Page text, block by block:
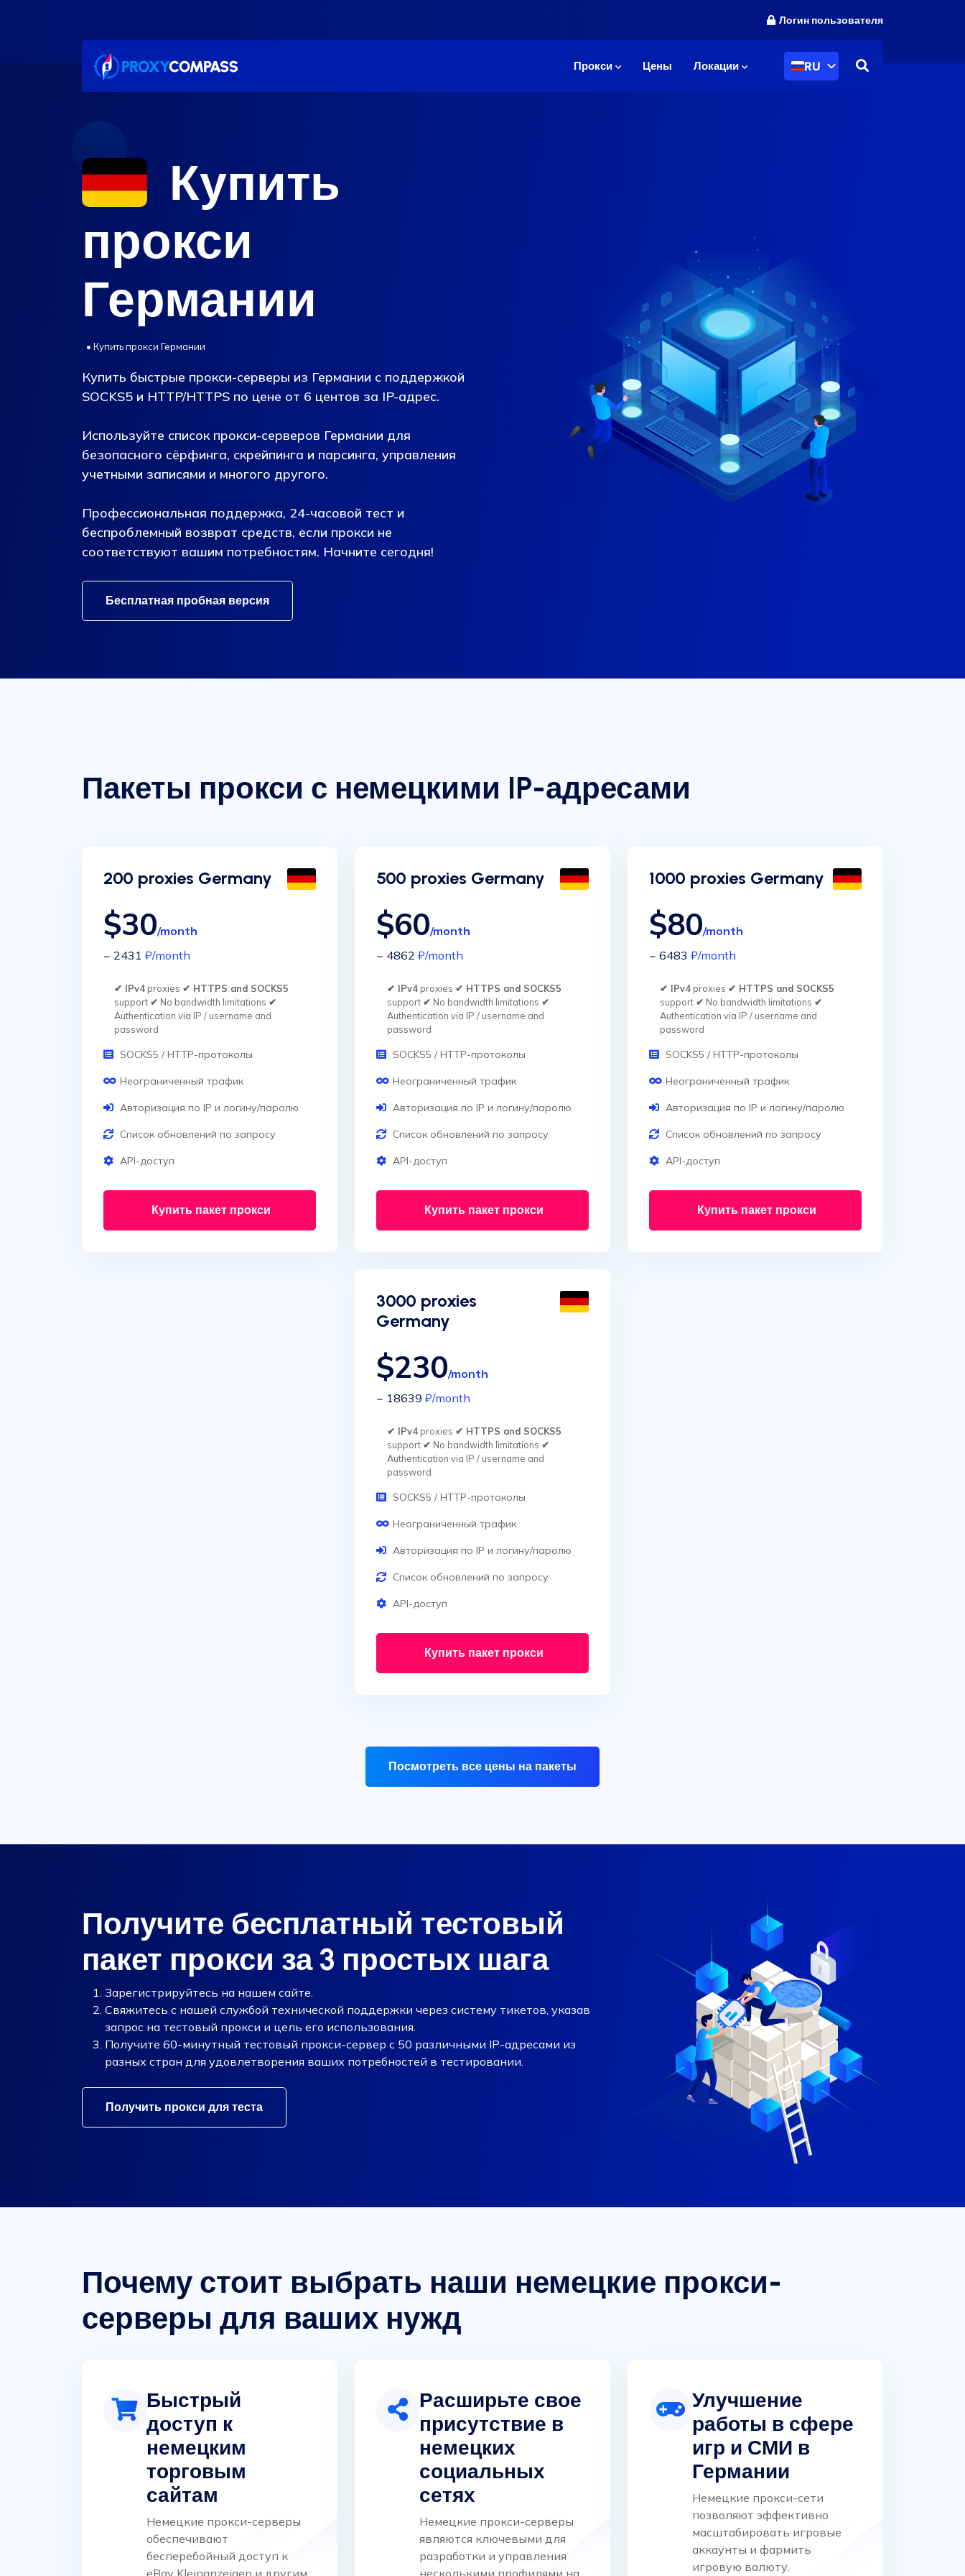
Логин пользователя
Прокси Цены Локации RU
Купить
прокси
Германии
• Купить прокси Германии
Купить быстрые прокси-серверы из Германии с поддержкой
SOCKS5 и HTTP/HTTPS по цене от 6 центов за IP-адрес.
Используйте список прокси-серверов Германии для
безопасного сёрфинга, скрейпинга и парсинга, управления
учетными записями и многого другого.
Профессиональная поддержка, 24-часовой тест и
беспроблемный возврат средств, если прокси не
соответствуют вашим потребностям. Начните сегодня!
Бесплатная пробная версия
Пакеты прокси с немецкими IP-адресами
200 proxies Germany
$30/month
~ 2431 ₽/month
✔ IPv4proxies ✔ HTTPS and SOCKS5
support ✔ No bandwidth limitations ✔
Authentication via IP / username and
password
SOCKS5 / HTTP-протоколы
Неограниченный трафик
Авторизация по IP и логину/паролю
Список обновлений по запросу
API-доступ
Купить пакет прокси
500 proxies Germany
$60/month
~ 4862 ₽/month
✔ IPv4proxies ✔ HTTPS and SOCKS5
support ✔ No bandwidth limitations ✔
Authentication via IP / username and
password
SOCKS5 / HTTP-протоколы
Неограниченный трафик
Авторизация по IP и логину/паролю
Список обновлений по запросу
API-доступ
Купить пакет прокси
1000 proxies Germany
$80/month
~ 6483 ₽/month
✔ IPv4proxies ✔ HTTPS and SOCKS5
support ✔ No bandwidth limitations ✔
Authentication via IP / username and
password
SOCKS5 / HTTP-протоколы
Неограниченный трафик
Авторизация по IP и логину/паролю
Список обновлений по запросу
API-доступ
Купить пакет прокси
3000 proxies
Germany
$230/month
~ 18639 ₽/month
✔ IPv4proxies ✔ HTTPS and SOCKS5
support ✔ No bandwidth limitations ✔
Authentication via IP / username and
password
SOCKS5 / HTTP-протоколы
Неограниченный трафик
Авторизация по IP и логину/паролю
Список обновлений по запросу
API-доступ
Купить пакет прокси
Посмотреть все цены на пакеты
Получите бесплатный тестовый
пакет прокси за 3 простых шага
Зарегистрируйтесь на нашем сайте.
Свяжитесь с нашей службой технической поддержки через систему тикетов, указав
запрос на тестовый прокси и цель его использования.
Получите 60-минутный тестовый прокси-сервер с 50 различными IP-адресами из
разных стран для удовлетворения ваших потребностей в тестировании.
Получить прокси для теста
Почему стоит выбрать наши немецкие прокси-
серверы для ваших нужд
Быстрый
доступ к
немецким
торговым
сайтам
Немецкие прокси-серверы
обеспечивают
бесперебойный доступ к
eBay Kleinanzeigen и другим
Расширьте свое
присутствие в
немецких
социальных
сетях
Немецкие прокси-серверы
являются ключевыми для
разработки и управления
несколькими профилями на
Улучшение
работы в сфере
игр и СМИ в
Германии
Немецкие прокси-сети
позволяют эффективно
масштабировать игровые
аккаунты и фармить
игровую валюту.